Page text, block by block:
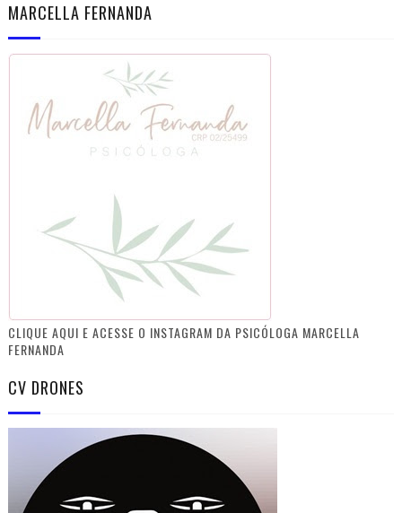
MARCELLA FERNANDA
CLIQUE AQUI E ACESSE O INSTAGRAM DA PSICÓLOGA MARCELLA
FERNANDA
CV DRONES